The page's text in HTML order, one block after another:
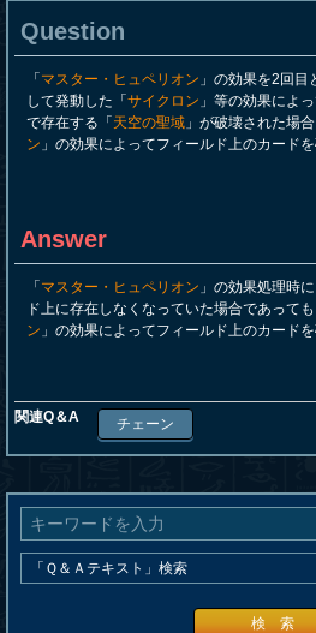
Question
「 マスター・ヒュペリオン 」の効果を2回
して発動した「 サイクロン 」等の効果によ
で存在する「 天空の聖域 」が破壊された場合
ン 」の効果によってフィールド上のカード
Answer
「 マスター・ヒュペリオン 」の効果処理時に
ド上に存在しなくなっていた場合であっても
ン 」の効果によってフィールド上のカード
関連Q＆A チェーン
検 索